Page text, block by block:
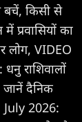
बचें, किसी से
में प्रवासियों का
लोग, VIDEO
राशिवालों
दैनिक
2026: